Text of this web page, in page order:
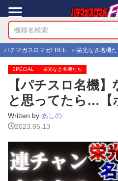
パチマガスロマガFREE 栄光なき名機
SPECIAL 栄光なき名機たち
【パチスロ名機】
と思ってたら…【
Written by あしの
2023.05.13